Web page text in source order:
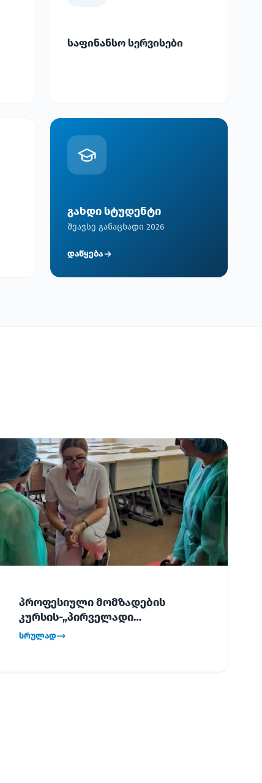
საფინანსო სერვისები
გახდი სტუდენტი
შეავსე განაცხადი 2026
დაწყება
პროფესიული მომზადების
კურსის-„პირველადი
გადაუდებელი დახმარება“,
სრულად